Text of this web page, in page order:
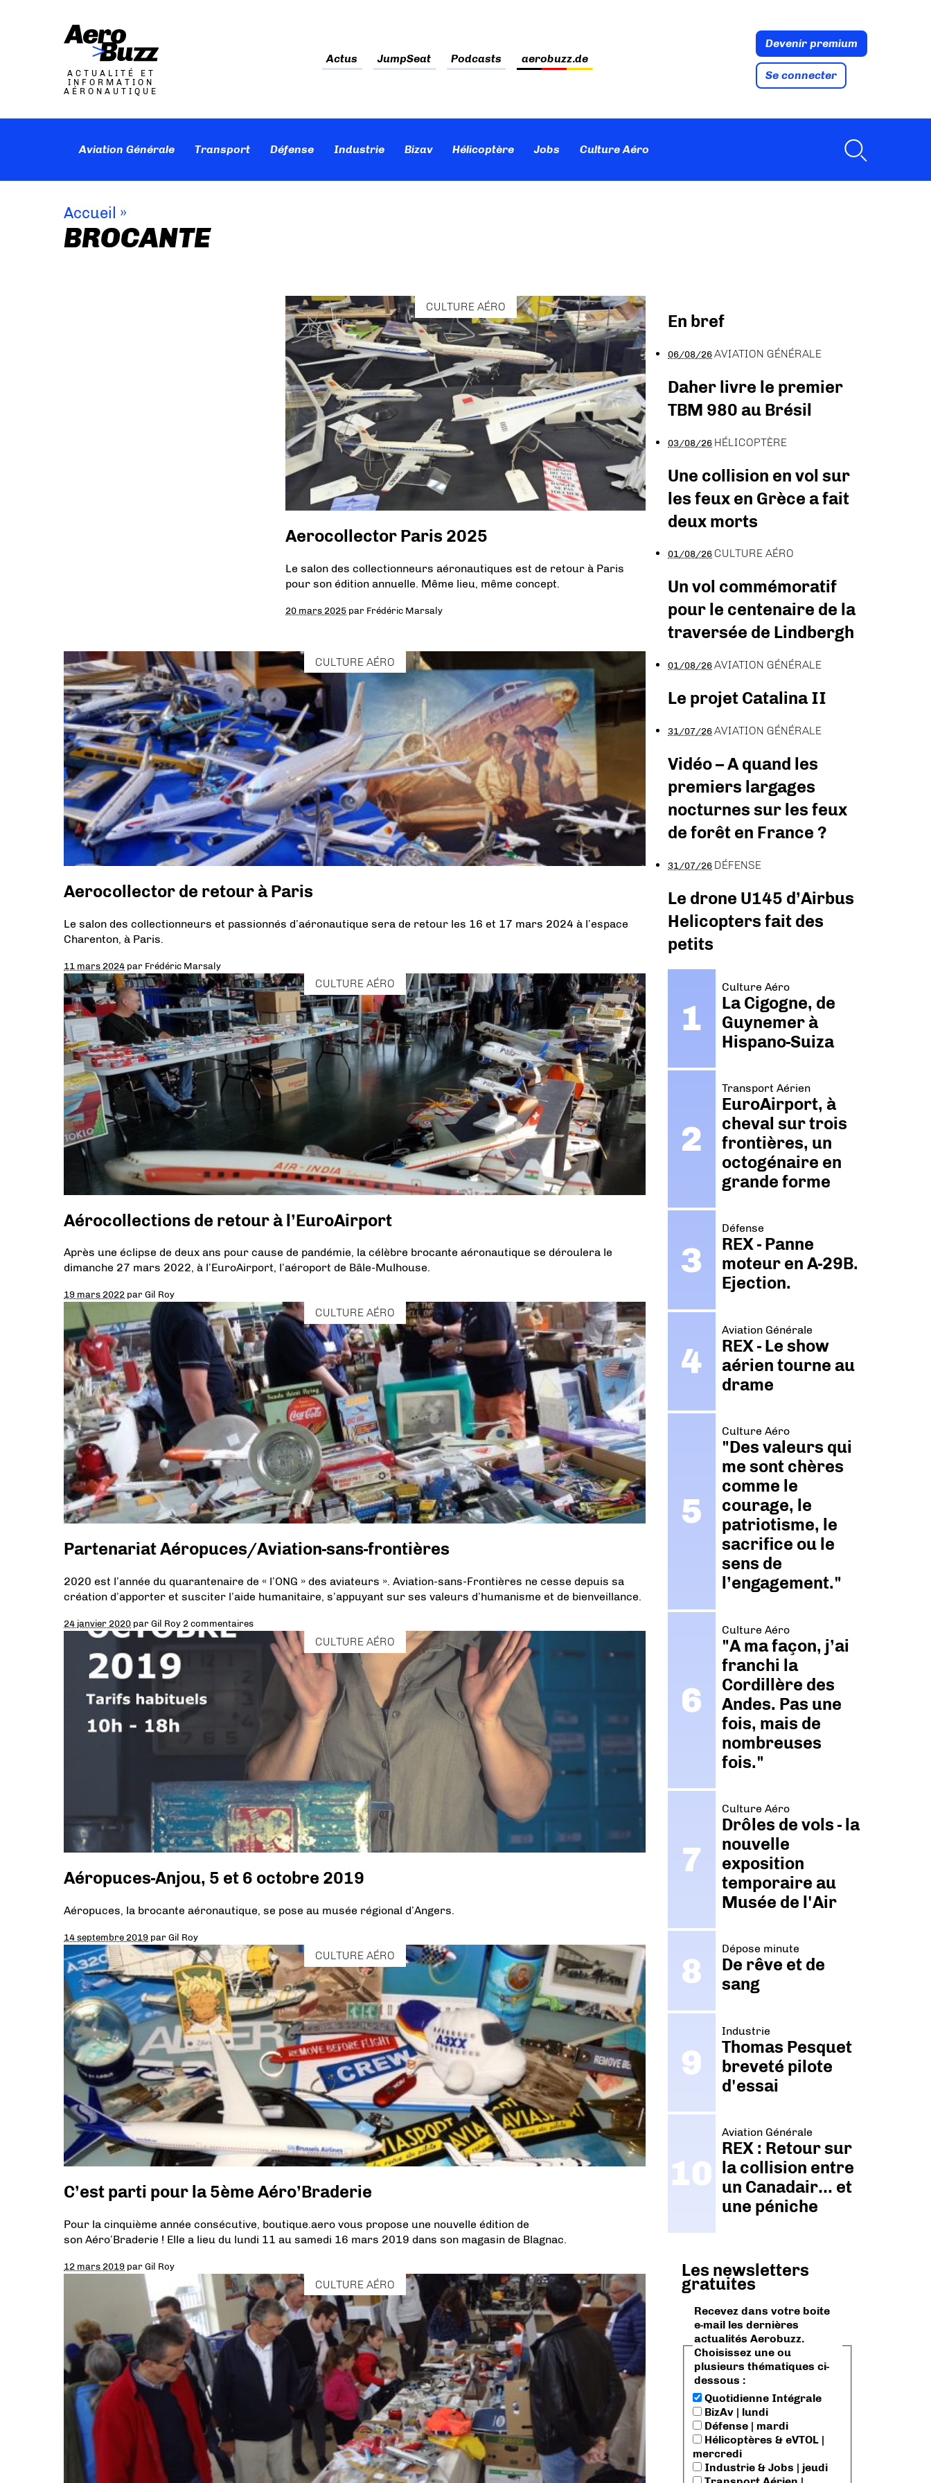
ACTUALITÉ ET
INFORMATION
AÉRONAUTIQUE
Actus JumpSeat Podcasts aerobuzz.de
Devenir premium
Se connecter
Aviation Générale Transport Défense Industrie Bizav Hélicoptère Jobs Culture Aéro
Accueil »
BROCANTE
CULTURE AÉRO
Aerocollector Paris 2025
Le salon des collectionneurs aéronautiques est de retour à Paris
pour son édition annuelle. Même lieu, même concept.
20 mars 2025 par Frédéric Marsaly
CULTURE AÉRO
Aerocollector de retour à Paris
Le salon des collectionneurs et passionnés d’aéronautique sera de retour les 16 et 17 mars 2024 à l’espace
Charenton, à Paris.
11 mars 2024 par Frédéric Marsaly
CULTURE AÉRO
Aérocollections de retour à l’EuroAirport
Après une éclipse de deux ans pour cause de pandémie, la célèbre brocante aéronautique se déroulera le
dimanche 27 mars 2022, à l’EuroAirport, l’aéroport de Bâle-Mulhouse.
19 mars 2022 parGil Roy
CULTURE AÉRO
Partenariat Aéropuces/Aviation-sans-frontières
2020 est l’année du quarantenaire de « l’ONG » des aviateurs ». Aviation-sans-Frontières ne cesse depuis sa
création d’apporter et susciter l’aide humanitaire, s’appuyant sur ses valeurs d’humanisme et de bienveillance.
24 janvier 2020 parGil Roy 2 commentaires
CULTURE AÉRO
Aéropuces-Anjou, 5 et 6 octobre 2019
Aéropuces, la brocante aéronautique, se pose au musée régional d’Angers.
14 septembre 2019 parGil Roy
CULTURE AÉRO
C’est parti pour la 5ème Aéro’Braderie
Pour la cinquième année consécutive, boutique.aero vous propose une nouvelle édition de
son Aéro’Braderie ! Elle a lieu du lundi 11 au samedi 16 mars 2019 dans son magasin de Blagnac.
12 mars 2019 parGil Roy
CULTURE AÉRO
En bref
06/08/26AVIATION GÉNÉRALE
Daher livre le premier
TBM 980 au Brésil
03/08/26 HÉLICOPTÈRE
Une collision en vol sur
les feux en Grèce a fait
deux morts
01/08/26 CULTURE AÉRO
Un vol commémoratif
pour le centenaire de la
traversée de Lindbergh
01/08/26AVIATION GÉNÉRALE
Le projet Catalina II
31/07/26AVIATION GÉNÉRALE
Vidéo – A quand les
premiers largages
nocturnes sur les feux
de forêt en France ?
31/07/26 DÉFENSE
Le drone U145 d’Airbus
Helicopters fait des
petits
Culture Aéro
La Cigogne, de
Guynemer à
Hispano-Suiza
Transport Aérien
EuroAirport, à
cheval sur trois
frontières, un
octogénaire en
grande forme
Défense
REX - Panne
moteur en A-29B.
Ejection.
Aviation Générale
REX - Le show
aérien tourne au
drame
Culture Aéro
"Des valeurs qui
me sont chères
comme le
courage, le
patriotisme, le
sacrifice ou le
sens de
l’engagement."
Culture Aéro
"A ma façon, j’ai
franchi la
Cordillère des
Andes. Pas une
fois, mais de
nombreuses
fois."
Culture Aéro
Drôles de vols - la
nouvelle
exposition
temporaire au
Musée de l'Air
Dépose minute
De rêve et de
sang
Industrie
Thomas Pesquet
breveté pilote
d'essai
Aviation Générale
REX : Retour sur
la collision entre
un Canadair… et
une péniche
Les newsletters
gratuites
Recevez dans votre boite
e-mail les dernières
actualités Aerobuzz.
Choisissez une ou
plusieurs thématiques ci-
dessous :
Quotidienne Intégrale
BizAv | lundi
Défense | mardi
Hélicoptères & eVTOL |
mercredi
Industrie & Jobs | jeudi